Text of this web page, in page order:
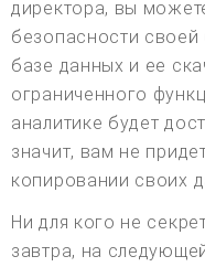
директора, вы
безопасности
базе данных и ее
ограниченного
аналитике будет
значит, вам не
копировании своих
Ни для кого не
завтра, на